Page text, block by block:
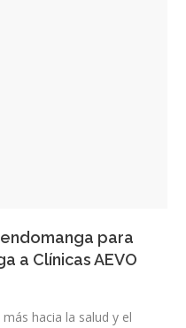
para
a Clínicas AEVO
hacia la salud y el